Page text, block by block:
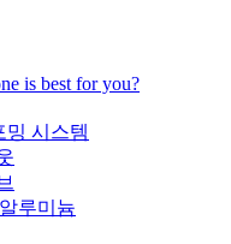
is best for you?
밍 시스템
루미늄